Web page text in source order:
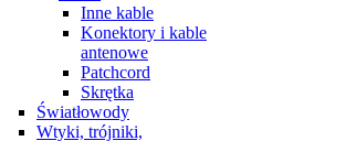
Inne kable
Konektory i kable
antenowe
Patchcord
Skrętka
Światłowody
Wtyki, trójniki,